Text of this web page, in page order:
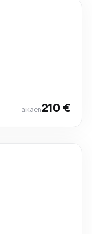
alkaen210 €